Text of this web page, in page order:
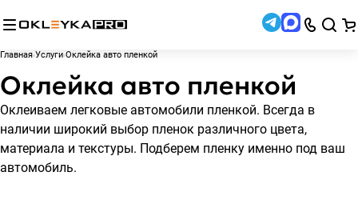
Главная Услуги Оклейка авто пленкой
Оклейка авто пленкой
Оклеиваем легковые автомобили пленкой. Всегда в
наличии широкий выбор пленок различного цвета,
материала и текстуры. Подберем пленку именно под ваш
автомобиль.